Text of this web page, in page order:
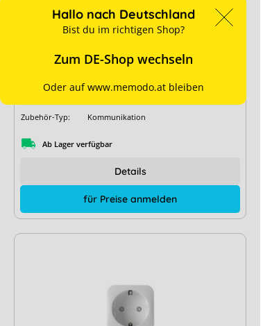
SolarEdge Antenne WiFi/ZigBee SE-
ANT-ZBWIFI-KIT
Hersteller-Typ: SE-ANT-ZBWIFI-KIT
+ mehr anzeigen
Zubehör-Typ:
Kommunikation
Ab Lager verfügbar
für Preise anmelden
Details
Hallo nach Deutschland
Bist du im richtigen Shop?
Zum DE-Shop wechseln
Oder auf www.memodo.at bleiben